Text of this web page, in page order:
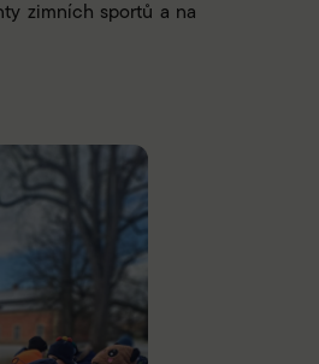
zimních sportů a na